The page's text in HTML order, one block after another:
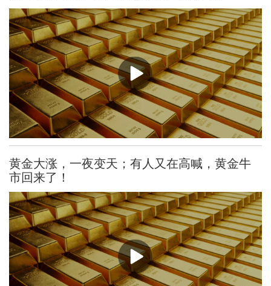
黄金大涨，一夜变天；有人又在高喊，黄金牛
市回来了！